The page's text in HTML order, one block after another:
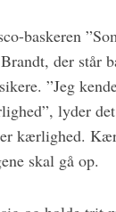
baskeren
der står
”Jeg
lyder
kærlighed.
skal gå op.